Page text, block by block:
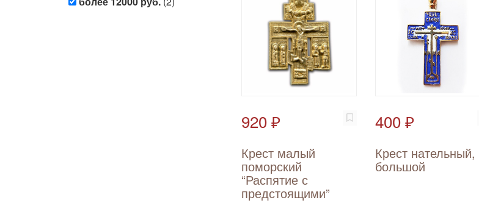
920 ₽
Крест малый
поморский
“Распятие с
предстоящими”
400 ₽
Крест нательный,
большой